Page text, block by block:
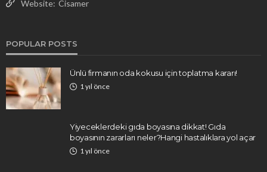
Website: Cisamer
POPULAR POSTS
Ünlü firmanın oda kokusu için toplatma kararı!
1 yıl önce
Yiyeceklerdeki gıda boyasına dikkat! Gıda
boyasının zararları neler?Hangi hastalıklara yol açar
1 yıl önce